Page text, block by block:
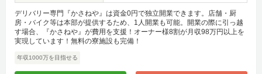
デリバリー専門『かさねや』は資金0円で独立開業できます。店舗・厨
房・バイク等は本部が提供するため、1人開業も可能。開業の際に引っ越
す場合、『かさねや』が費用を支援！オーナー様8割が月収98万円以上を
実現しています！無料の寮施設も完備！
年収1000万を目指せる